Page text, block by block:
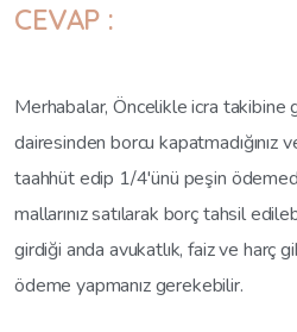
CEVAP :
Merhabalar, Öncelikle icra takibine
dairesinden borcu
taahhüt edip 1/4'ünü peşin
mallarınız satılarak borç tahsil
girdiği anda avukatlık, faiz ve harç
ödeme yapmanız gerekebilir.